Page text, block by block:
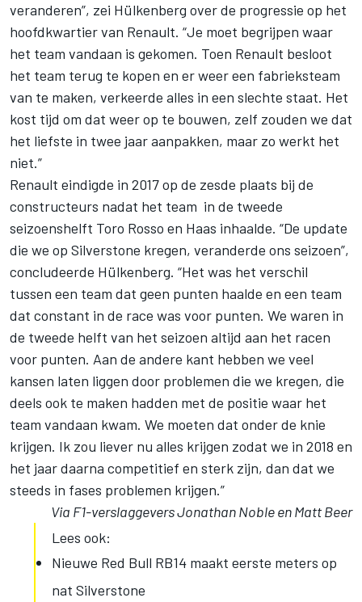
veranderen”, zei Hülkenberg over de progressie op het
hoofdkwartier van Renault. “Je moet begrijpen waar
het team vandaan is gekomen. Toen Renault besloot
het team terug te kopen en er weer een fabrieksteam
van te maken, verkeerde alles in een slechte staat. Het
kost tijd om dat weer op te bouwen, zelf zouden we dat
het liefste in twee jaar aanpakken, maar zo werkt het
niet.”
Renault eindigde in 2017 op de zesde plaats bij de
constructeurs nadat het team in de tweede
seizoenshelft Toro Rosso en Haas inhaalde. “De update
die we op Silverstone kregen, veranderde ons seizoen”,
concludeerde Hülkenberg. “Het was het verschil
tussen een team dat geen punten haalde en een team
dat constant in de race was voor punten. We waren in
de tweede helft van het seizoen altijd aan het racen
voor punten. Aan de andere kant hebben we veel
kansen laten liggen door problemen die we kregen, die
deels ook te maken hadden met de positie waar het
team vandaan kwam. We moeten dat onder de knie
krijgen. Ik zou liever nu alles krijgen zodat we in 2018 en
het jaar daarna competitief en sterk zijn, dan dat we
steeds in fases problemen krijgen.”
Via F1-verslaggevers Jonathan Noble en Matt Beer
Lees ook:
Nieuwe Red Bull RB14 maakt eerste meters op
nat Silverstone